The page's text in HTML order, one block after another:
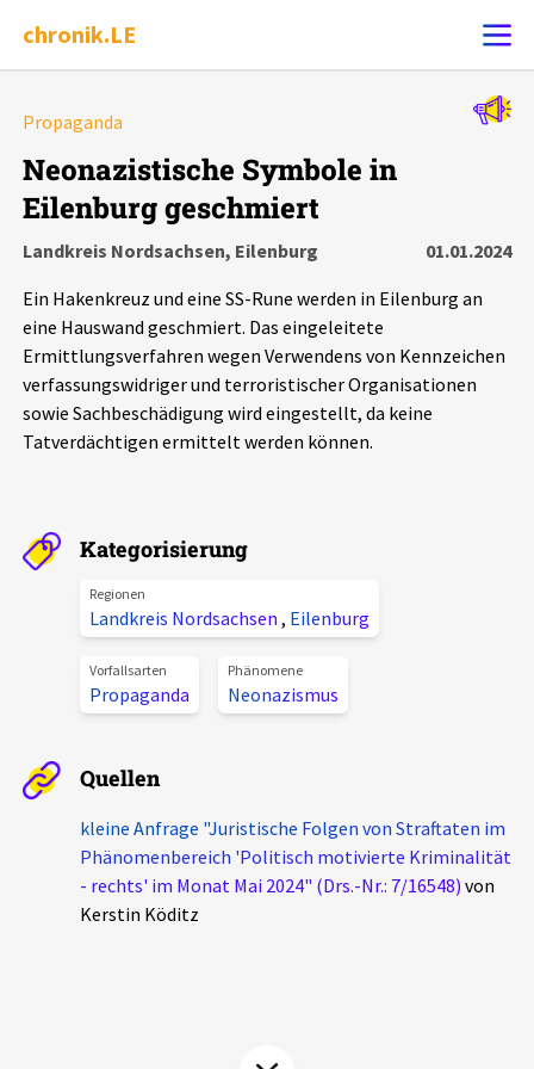
chronik.LE
Chronik
Leipziger Zustände
Schlaglichter
Aktuelles
Alle Beiträge
Veranstaltungen
Pressemitteilungen
Podcasts
Über uns
Projektbeschreibung
Unterstützer_innen
chronik.LE in der Presse
Propaganda
Neonazistische Symbole in
Eilenburg geschmiert
Landkreis Nordsachsen, Eilenburg
01.01.2024
Ein Hakenkreuz und eine SS-Rune werden in Eilenburg an
eine Hauswand geschmiert. Das eingeleitete
Ermittlungsverfahren wegen Verwendens von Kennzeichen
verfassungswidriger und terroristischer Organisationen
sowie Sachbeschädigung wird eingestellt, da keine
Tatverdächtigen ermittelt werden können.
Kategorisierung
Regionen
Landkreis Nordsachsen , Eilenburg
Vorfallsarten
Propaganda
Phänomene
Neonazismus
Quellen
kleine Anfrage "Juristische Folgen von Straftaten im
Phänomenbereich 'Politisch motivierte Kriminalität
- rechts' im Monat Mai 2024" (Drs.-Nr.: 7/16548) von
Kerstin Köditz
Alle Ereignisse
Ereignisse
Ereignisse Statistik